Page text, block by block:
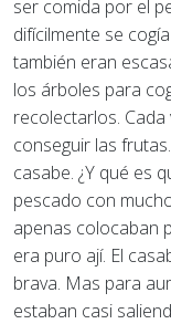
ser comida por el
difícilmente se
también eran
los árboles para
recolectarlos.
conseguir las
casabe. ¿Y qué es
pescado con
apenas colocaban
era puro ají. El
brava. Mas para
estaban casi